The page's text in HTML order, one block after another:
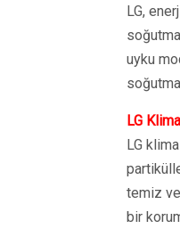
LG,
uyku
LG
LG
temiz
bir